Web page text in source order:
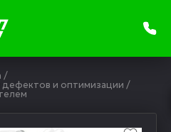
/
и оптимизации /